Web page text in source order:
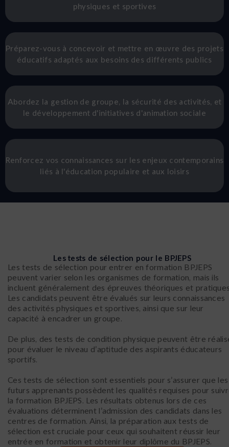
physiques et sportives
Préparez-vous à concevoir et mettre en œuvre des projets
éducatifs adaptés aux besoins des différents publics
Abordez la gestion de groupe, la sécurité des activités, et
le développement d'initiatives d'animation sociale
Renforcez vos connaissances sur les enjeux contemporains
liés à l'éducation populaire et aux loisirs
Les tests de sélection pour le BPJEPS
Les tests de sélection pour entrer en formation BPJEPS
peuvent varier selon les organismes de formation, mais ils
incluent généralement des épreuves théoriques et
Les candidats peuvent être évalués sur leurs connaissances
des activités physiques et sportives, ainsi que sur leur
capacité à encadrer un groupe.
De plus, des tests de condition physique peuvent être
pour évaluer le niveau d’aptitude des aspirants éducateurs
sportifs.
Ces tests de sélection sont essentiels pour s’assurer que les
futurs apprenants possèdent les qualités requises pour
la formation BPJEPS. Les résultats obtenus lors de ces
évaluations déterminent l’admission des candidats dans les
centres de formation. Ainsi, la préparation aux tests de
sélection est cruciale pour ceux qui souhaitent réussir leur
entrée en formation et obtenir leur diplôme du BPJEPS.